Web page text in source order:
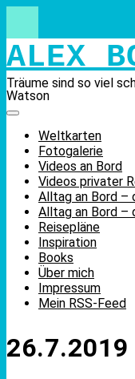
Skip
content
ALEX
Träume sind so viel
Watson
Weltkarten
Fotogalerie
Videos an Bord
Videos privater
Alltag an Bord –
Alltag an Bord –
Reisepläne
Inspiration
Books
Über mich
Impressum
Mein RSS-Feed